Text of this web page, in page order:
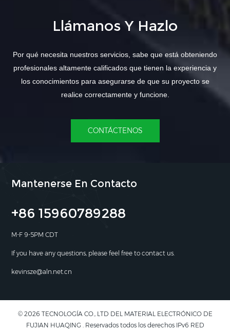
Llámanos Y Hazlo
Por qué necesita nuestros servicios, sabe que está obteniendo
profesionales altamente calificados que tienen la experiencia y
los conocimientos para asegurarse de que su proyecto se
realice correctamente y funcione.
CONTÁCTENOS
Mantenerse En Contacto
+86 15960789288
M-F 9-5PM CDT
If you have any questions, please feel free to contact us.
kevinsze@aln.net.cn
© 2026 TECNOLOGÍA CO., LTD DEL MATERIAL ELECTRÓNICO DE
FUJIAN HUAQING . Reservados todos los derechos IPv6 RED